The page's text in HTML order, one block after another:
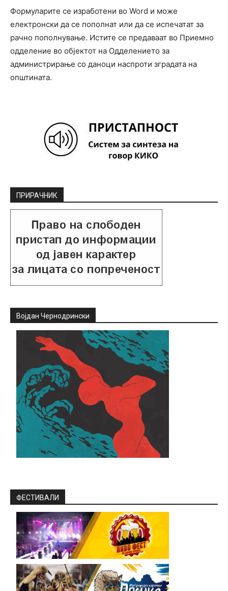
Формуларите се изработени во Word и може
електронски да се пополнат или да се испечатат за
рачно пополнување. Истите се предаваат во Приемно
одделение во објектот на Одделението за
администрирање со даноци наспроти зградата на
општината.
ПРИРАЧНИК
Војдан Чернодрински
ФЕСТИВАЛИ